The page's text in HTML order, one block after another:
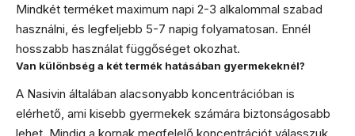
Mindkét terméket maximum napi 2-3 alkalommal szabad
használni, és legfeljebb 5-7 napig folyamatosan. Ennél
hosszabb használat függőséget okozhat.
Van különbség a két termék hatásában gyermekeknél?
A Nasivin általában alacsonyabb koncentrációban is
elérhető, ami kisebb gyermekek számára biztonságosabb